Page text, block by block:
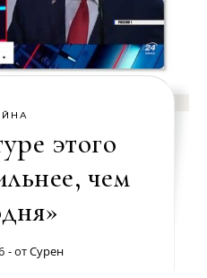
этого
чем
- отСурен